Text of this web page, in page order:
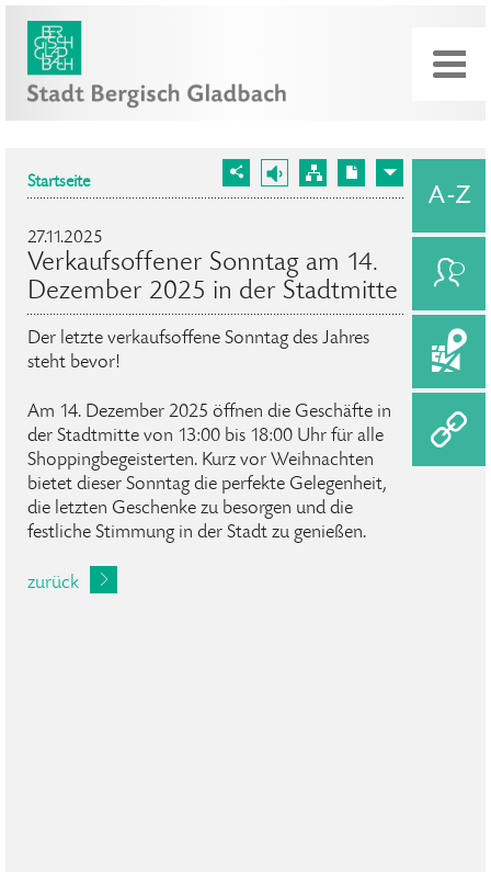
Startseite
27.11.2025
Verkaufsoffener Sonntag am 14.
Dezember 2025 in der Stadtmitte
Der letzte verkaufsoffene Sonntag des Jahres
steht bevor!
Am 14. Dezember 2025 öffnen die Geschäfte in
der Stadtmitte von 13:00 bis 18:00 Uhr für alle
Shoppingbegeisterten. Kurz vor Weihnachten
bietet dieser Sonntag die perfekte Gelegenheit,
die letzten Geschenke zu besorgen und die
festliche Stimmung in der Stadt zu genießen.
zurück